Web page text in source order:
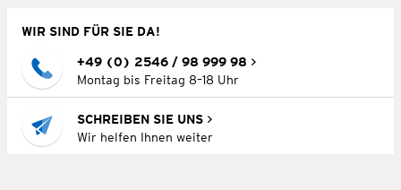
WIR SIND FÜR SIE DA!
+49 (0) 2546 / 98 999 98
Montag bis Freitag 8–18 Uhr
SCHREIBEN SIE UNS
Wir helfen Ihnen weiter